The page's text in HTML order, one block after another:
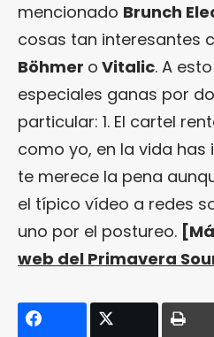
mencionado Brunch
cosas tan interesantes
Böhmer o Vitalic. A
especiales ganas por
particular: 1. El cartel
como yo, en la vida has
te merece la pena
el típico vídeo a redes
uno por el postureo.
web del Primavera